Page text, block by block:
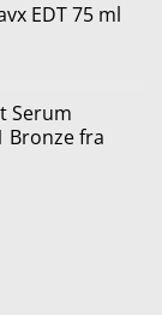
EDT 75 ml
Serum
Bronze fra